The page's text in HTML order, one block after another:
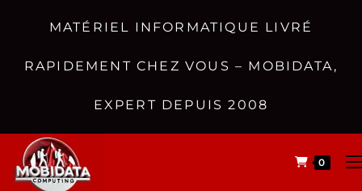
MATÉRIEL INFORMATIQUE LIVRÉ
RAPIDEMENT CHEZ VOUS – MOBIDATA,
EXPERT DEPUIS 2008
0